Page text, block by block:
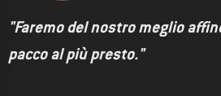
"Faremo del nostro meglio
pacco al più presto."